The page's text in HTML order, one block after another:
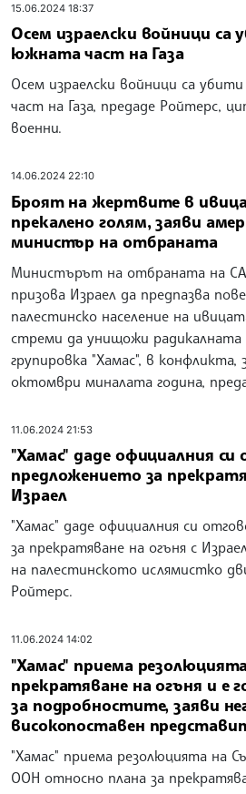
15.06.2024 18:37
Осем израелски войници са
южната част на Газа
Осем израелски войници са
част на Газа, предаде Ройтерс,
военни.
14.06.2024 22:10
Броят на жертвите в
прекалено голям, заяви
министър на отбраната
Министърът на отбраната на
призова Израел да предпазва
палестинско население на
стреми да унищожи радикалната
групировка "Хамас", в конфликта,
октомври миналата година,
11.06.2024 21:53
"Хамас" даде официалния си
предложението за
Израел
"Хамас" даде официалния си
за прекратяване на огъня с
на палестинското ислямистко
Ройтерс.
11.06.2024 14:02
"Хамас" приема
прекратяване на огъня и е
за подробностите, заяви
високопоставен
"Хамас" приема резолюцията на
ООН относно плана за